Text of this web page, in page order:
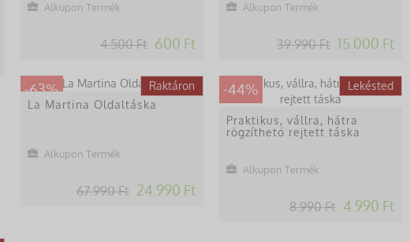
Alkupon Termék
4.500 Ft 600 Ft
Alkupon Termék
39.990 Ft 15.000 Ft
Lekésted
Raktáron
-63%
La Martina Oldaltáska
Alkupon Termék
67.990 Ft 24.990 Ft
Lekésted
-44%
Praktikus, vállra, hátra
rögzíthető rejtett táska
Alkupon Termék
8.990 Ft 4.990 Ft